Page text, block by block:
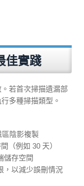
佳實踐
若首次掃描遺漏部
多種掃描類型。
區陰影複製
（例如 30 天）
儲存空間
，以減少誤刪情況